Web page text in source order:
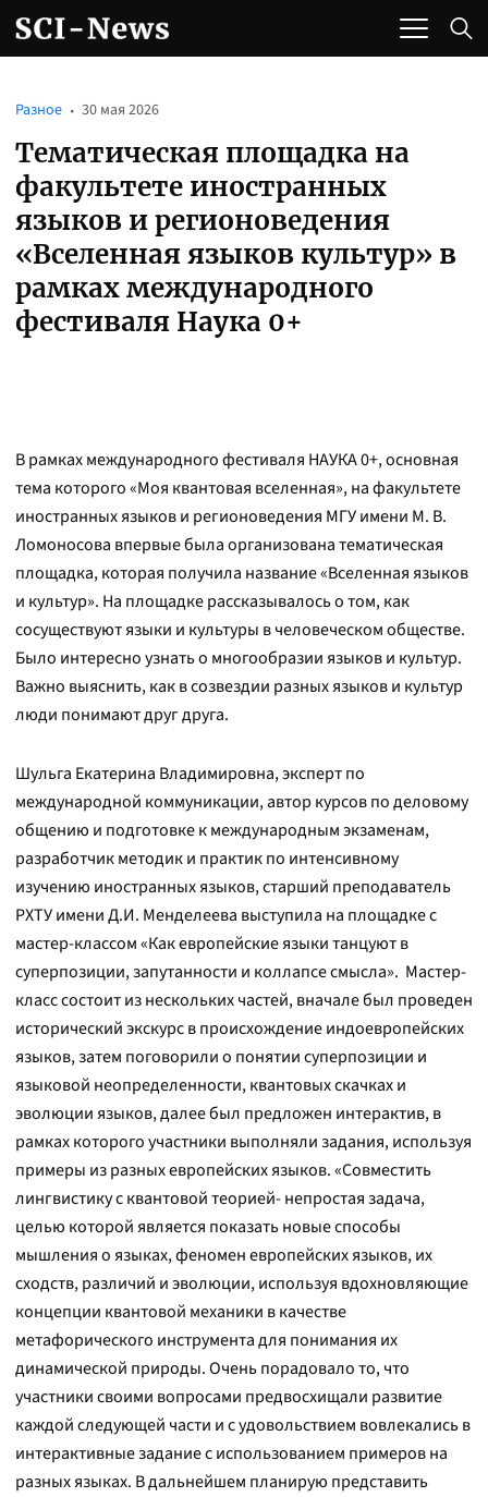
Тематическая площадка на
факультете иностранных
языков и регионоведения
«Вселенная языков культур» в
рамках международного
фестиваля Наука 0+
Разное 30 мая 2026
В рамках международного фестиваля НАУКА 0+, основная
тема которого «Моя квантовая вселенная», на факультете
иностранных языков и регионоведения МГУ имени М. В.
Ломоносова впервые была организована тематическая
площадка, которая получила название «Вселенная языков
и культур». На площадке рассказывалось о том, как
сосуществуют языки и культуры в человеческом обществе.
Было интересно узнать о многообразии языков и культур.
Важно выяснить, как в созвездии разных языков и культур
люди понимают друг друга.
Шульга Екатерина Владимировна, эксперт по
международной коммуникации, автор курсов по деловому
общению и подготовке к международным экзаменам,
разработчик методик и практик по интенсивному
изучению иностранных языков, старший преподаватель
РХТУ имени Д.И. Менделеева выступила на площадке с
мастер-классом «Как европейские языки танцуют в
суперпозиции, запутанности и коллапсе смысла». Мастер-
класс состоит из нескольких частей, вначале был проведен
исторический экскурс в происхождение индоевропейских
языков, затем поговорили о понятии суперпозиции и
языковой неопределенности, квантовых скачках и
эволюции языков, далее был предложен интерактив, в
рамках которого участники выполняли задания, используя
примеры из разных европейских языков. «Совместить
лингвистику с квантовой теорией- непростая задача,
целью которой является показать новые способы
мышления о языках, феномен европейских языков, их
сходств, различий и эволюции, используя вдохновляющие
концепции квантовой механики в качестве
метафорического инструмента для понимания их
динамической природы. Очень порадовало то, что
участники своими вопросами предвосхищали развитие
каждой следующей части и с удовольствием вовлекались в
интерактивные задание с использованием примеров на
разных языках. В дальнейшем планирую представить